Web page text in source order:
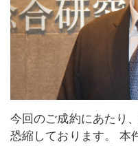
今回のご成約にあたり
恐縮しております。 本